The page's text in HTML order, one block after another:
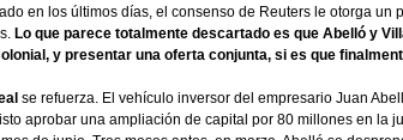
en los últimos días, el consenso de Reuters le otorga
Lo que parece totalmente descartado es que Abelló y
y presentar una oferta conjunta, si es que
se refuerza. El vehículo inversor del empresario Juan
aprobar una ampliación de capital por 80 millones en la